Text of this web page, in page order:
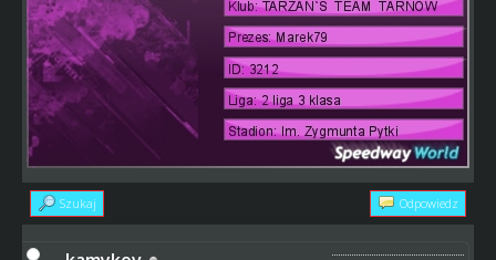
Szukaj Odpowiedz